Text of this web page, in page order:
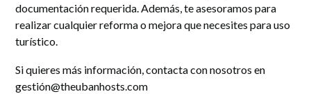
documentación requerida. Además, te asesoramos para
realizar cualquier reforma o mejora que necesites para uso
turístico.
Si quieres más información, contacta con nosotros en
gestión@theubanhosts.com